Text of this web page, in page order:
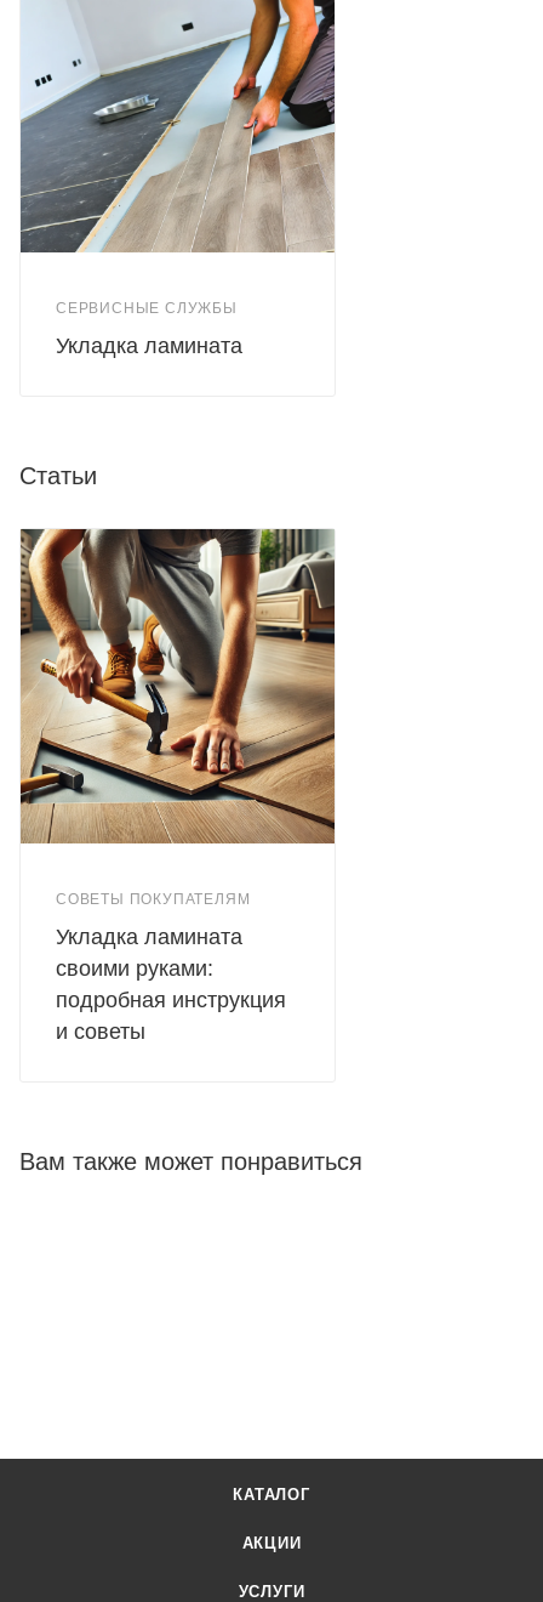
СЕРВИСНЫЕ СЛУЖБЫ
Укладка ламината
Статьи
СОВЕТЫ ПОКУПАТЕЛЯМ
Укладка ламината
своими руками:
подробная инструкция
и советы
Вам также может понравиться
КАТАЛОГ
АКЦИИ
УСЛУГИ